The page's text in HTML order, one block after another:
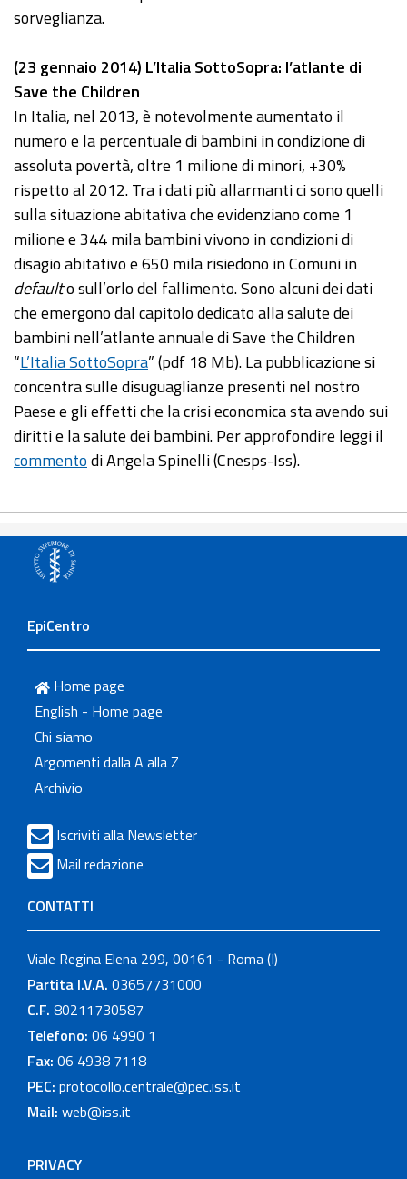
sorveglianza.
(23 gennaio 2014) L’Italia SottoSopra: l’atlante di
Save the Children
In Italia, nel 2013, è notevolmente aumentato il
numero e la percentuale di bambini in condizione di
assoluta povertà, oltre 1 milione di minori, +30%
rispetto al 2012. Tra i dati più allarmanti ci sono quelli
sulla situazione abitativa che evidenziano come 1
milione e 344 mila bambini vivono in condizioni di
disagio abitativo e 650 mila risiedono in Comuni in
defaulto sull’orlo del fallimento. Sono alcuni dei dati
che emergono dal capitolo dedicato alla salute dei
bambini nell’atlante annuale di Save the Children
“L’Italia SottoSopra” (pdf 18 Mb). La pubblicazione si
concentra sulle disuguaglianze presenti nel nostro
Paese e gli effetti che la crisi economica sta avendo sui
diritti e la salute dei bambini. Per approfondire leggi il
commentodi Angela Spinelli (Cnesps-Iss).
EpiCentro
Home page
English - Home page
Chi siamo
Argomenti dalla A alla Z
Archivio
Iscriviti alla Newsletter
Mail redazione
CONTATTI
Viale Regina Elena 299, 00161 - Roma (I)
Partita I.V.A. 03657731000
C.F. 80211730587
Telefono: 06 4990 1
Fax: 06 4938 7118
PEC: protocollo.centrale@pec.iss.it
Mail: web@iss.it
PRIVACY